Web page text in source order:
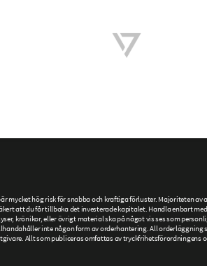
mycket hög risk för snabba och kraftiga förluster.
att du får tillbaka det investerade kapitalet. Handla enbart
krönikor, eller övrigt material ska på något vis ses som
inte någon form av orderhantering. All
Allt som publiceras omfattas av